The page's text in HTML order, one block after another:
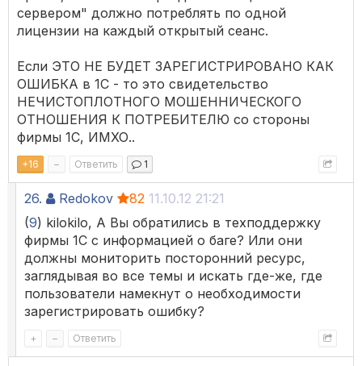
сервером" должно потреблять по одной
лицензии на каждый открытый сеанс.
Если ЭТО НЕ БУДЕТ ЗАРЕГИСТРИРОВАНО КАК
ОШИБКА в 1С - то это свидетельство
НЕЧИСТОПЛОТНОГО МОШЕННИЧЕСКОГО
ОТНОШЕНИЯ К ПОТРЕБИТЕЛЮ со стороны
фирмы 1С, ИМХО..
+16 – Ответить 1
26. Redokov 82 11.10.12 21:21
(9) kilokilo, А Вы обратились в техподдержку
фирмы 1С с информацией о баге? Или они
должны мониторить посторонний ресурс,
заглядывая во все темы и искать где-же, где
пользователи намекнут о необходимости
зарегистрировать ошибку?
+ – Ответить